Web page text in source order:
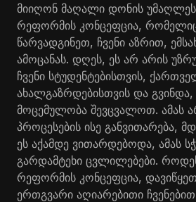
მიიღონ მაღალი დონის
რეფორმის კონცეფცია,
წარვადგინეთ, ჩვენი აზრით,
ამოცანას. დღეს, ეს არ არის
ჩვენი სტუდენტებისთვის,
ახალგაზრდებისთვის და
მოცემულობა შევცვალოთ. ამას
პროცესების ისე
ეს აქამდე ვითარდებოდა, ამას
გარდამტეხი ცვლილებები.
რეფორმის კონცეფცია,
ერთგვარი აღიარებითი